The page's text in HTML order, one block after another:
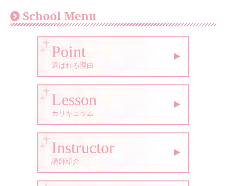
School Menu
Point
選ばれる理由
Lesson
カリキュラム
Instructor
講師紹介